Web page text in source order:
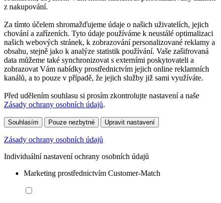
z nakupování.
Za tímto účelem shromažďujeme údaje o našich uživatelích, jejich
chování a zařízeních. Tyto údaje používáme k neustálé optimalizaci
našich webových stránek, k zobrazování personalizované reklamy a
obsahu, stejně jako k analýze statistik používání. Vaše zašifrovaná
data můžeme také synchronizovat s externími poskytovateli a
zobrazovat Vám nabídky prostřednictvím jejich online reklamních
kanálů, a to pouze v případě, že jejich služby již sami využíváte.
Před udělením souhlasu si prosím zkontrolujte nastavení a naše
Zásady ochrany osobních údajů.
Souhlasím Pouze nezbytné Upravit nastavení
Zásady ochrany osobních údajů
Individuální nastavení ochrany osobních údajů
Marketing prostřednictvím Customer-Match